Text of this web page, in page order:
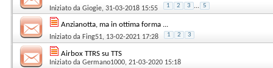
Iniziato da Giogie, 31-03-2018 15:55 1 2 3 ... 5
Anzianotta, ma in ottima forma ...
Iniziato da Fing51, 13-02-2021 17:28 1 2 3
Airbox TTRS su TTS
Iniziato da Germano1000, 21-03-2020 15:18